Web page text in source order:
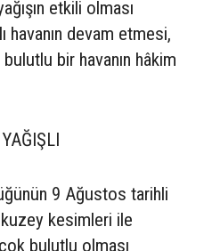
etkili olması
havanın devam etmesi,
bir havanın hâkim
9 Ağustos tarihli
kesimleri ile
bulutlu olması